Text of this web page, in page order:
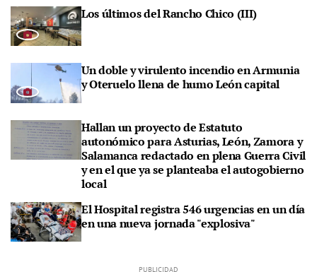
Los últimos del Rancho Chico (III)
Un doble y virulento incendio en Armunia
y Oteruelo llena de humo León capital
Hallan un proyecto de Estatuto
autonómico para Asturias, León, Zamora y
Salamanca redactado en plena Guerra Civil
y en el que ya se planteaba el autogobierno
local
El Hospital registra 546 urgencias en un día
en una nueva jornada "explosiva"